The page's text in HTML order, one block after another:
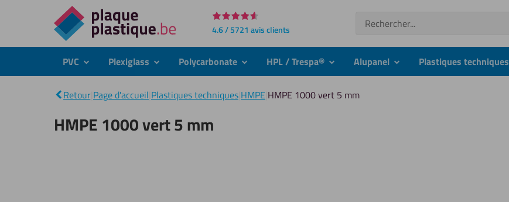
Directement
au
contenu
4.6 / 5721 avis clients
Recherche
PVC submenuPlexiglass submenuPolycarbonate submenuHPL / Trespa® submenuAlupanel submenuPlastiques techniques
Retour Page d'accueil Plastiques techniques HMPE HMPE 1000 vert 5 mm
HMPE 1000 vert 5 mm